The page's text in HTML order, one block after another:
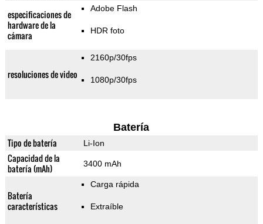
especificaciones de
hardware de la
cámara
Adobe Flash
HDR foto
resoluciones de video
2160p/30fps
1080p/30fps
Batería
Tipo de batería Li-Ion
Capacidad de la
batería (mAh)
3400 mAh
Batería
características
Carga rápida
Extraíble